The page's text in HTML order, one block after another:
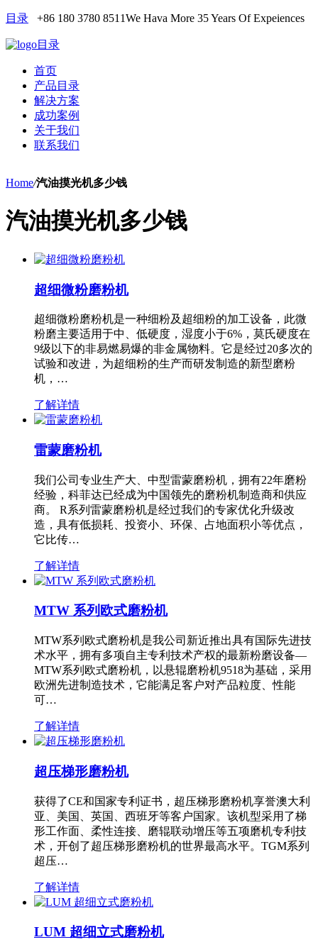
目录 +86 180 3780 8511We Hava More 35 Years Of Expeiences
目录
首页
产品目录
解决方案
成功案例
关于我们
联系我们
Home/汽油摸光机多少钱
汽油摸光机多少钱
超细微粉磨粉机
超细微粉磨粉机是一种细粉及超细粉的加工设备，此微
粉磨主要适用于中、低硬度，湿度小于6%，莫氏硬度在
9级以下的非易燃易爆的非金属物料。它是经过20多次的
试验和改进，为超细粉的生产而研发制造的新型磨粉
机，…
了解详情
雷蒙磨粉机
我们公司专业生产大、中型雷蒙磨粉机，拥有22年磨粉
经验，科菲达已经成为中国领先的磨粉机制造商和供应
商。 R系列雷蒙磨粉机是经过我们的专家优化升级改
造，具有低损耗、投资小、环保、占地面积小等优点，
它比传…
了解详情
MTW 系列欧式磨粉机
MTW系列欧式磨粉机是我公司新近推出具有国际先进技
术水平，拥有多项自主专利技术产权的最新粉磨设备—
MTW系列欧式磨粉机，以悬辊磨粉机9518为基础，采用
欧洲先进制造技术，它能满足客户对产品粒度、性能
可…
了解详情
超压梯形磨粉机
获得了CE和国家专利证书，超压梯形磨粉机享誉澳大利
亚、美国、英国、西班牙等客户国家。该机型采用了梯
形工作面、柔性连接、磨辊联动增压等五项磨机专利技
术，开创了超压梯形磨粉机的世界最高水平。TGM系列
超压…
了解详情
LUM 超细立式磨粉机